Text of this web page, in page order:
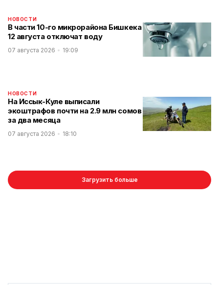
НОВОСТИ
В части 10-го микрорайона Бишкека
12 августа отключат воду
07 августа 2026 19:09
НОВОСТИ
На Иссык-Куле выписали
экоштрафов почти на 2.9 млн сомов
за два месяца
07 августа 2026 18:10
Загрузить больше